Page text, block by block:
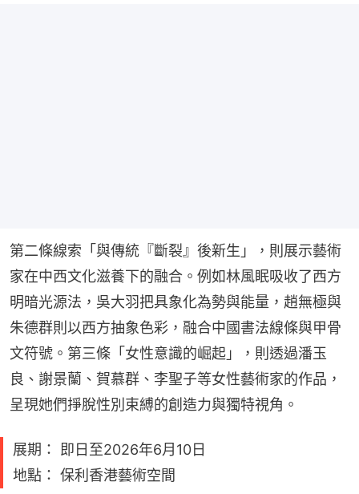
第二條線索「與傳統『斷裂』後新生」，則展示藝術
家在中西文化滋養下的融合。例如林風眠吸收了西方
明暗光源法，吳大羽把具象化為勢與能量，趙無極與
朱德群則以西方抽象色彩，融合中國書法線條與甲骨
文符號。第三條「女性意識的崛起」，則透過潘玉
良、謝景蘭、賀慕群、李聖子等女性藝術家的作品，
呈現她們掙脫性別束縛的創造力與獨特視角。
展期： 即日至2026年6月10日
地點： 保利香港藝術空間